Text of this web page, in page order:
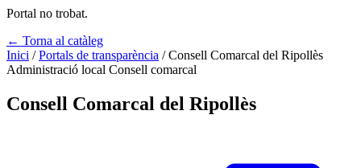
Portal no trobat.
← Torna al catàleg
Inici / Portals de transparència / Consell Comarcal del Ripollès
Administració local Consell comarcal
Consell Comarcal del Ripollès